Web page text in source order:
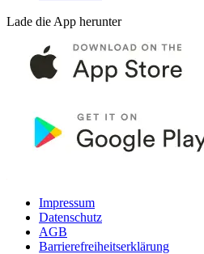
Lade die App herunter
Impressum
Datenschutz
AGB
Barrierefreiheitserklärung